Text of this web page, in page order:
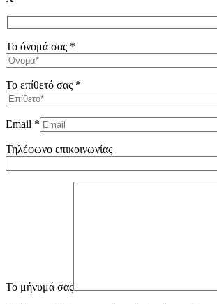
Το όνομά σας *
Το επίθετό σας *
Email *
Τηλέφωνο επικοινωνίας
To μήνυμά σας